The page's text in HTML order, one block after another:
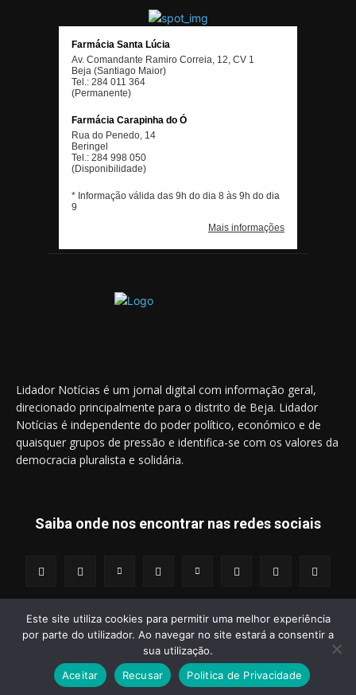
Lidador Notícias é um jornal digital com informação geral,
direcionado principalmente para o distrito de Beja. Lidador
Notícias é independente do poder político, económico e de
quaisquer grupos de pressão e identifica-se com os valores da
democracia pluralista e solidária.
Saiba onde nos encontrar nas redes sociais
© 2014 - 2025 Lidador Notícias. | Todos os Direitos Reservados.
Termos e Condições Política de Privacidade Publicidade
Este site utiliza cookies para permitir uma melhor experiência
por parte do utilizador. Ao navegar no site estará a consentir a
sua utilização.
Aceitar
Recusar Politica de Privacidade